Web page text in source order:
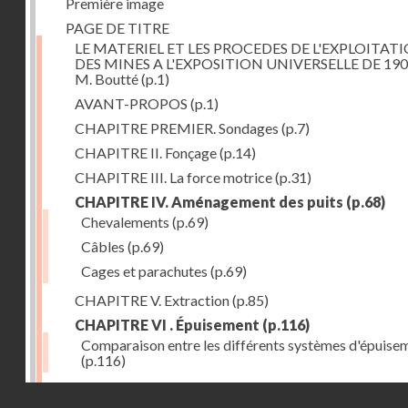
PAGE DE TITRE
LE MATERIEL ET LES PROCEDES DE
DES MINES A L'EXPOSITION UNIVERSELLE DE
M. Boutté(p.1)
AVANT-PROPOS (p.1)
CHAPITRE PREMIER. Sondages (p.7)
CHAPITRE II. Fonçage(p.14)
CHAPITRE III. La force motrice(p.31)
CHAPITRE IV. Aménagement des puits (p.68)
Chevalements (p.69)
Câbles (p.69)
Cages et parachutes (p.69)
CHAPITRE V. Extraction(p.85)
CHAPITRE VI . Épuisement (p.116)
Comparaison entre les différents systèmes
(p.116)